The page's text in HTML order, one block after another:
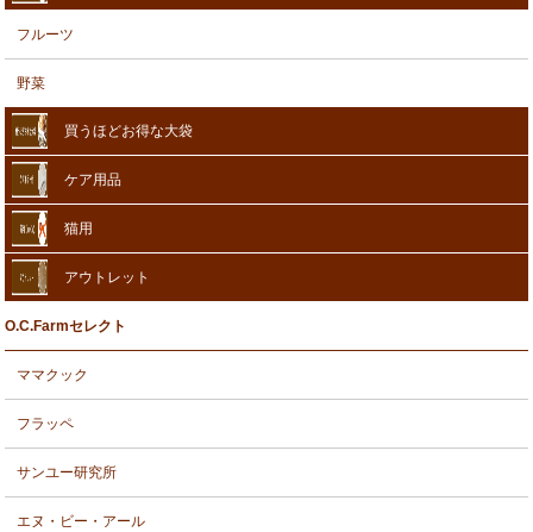
フルーツ
野菜
買うほどお得な大袋
ケア用品
猫用
アウトレット
O.C.Farmセレクト
ママクック
フラッペ
サンユー研究所
エヌ・ビー・アール